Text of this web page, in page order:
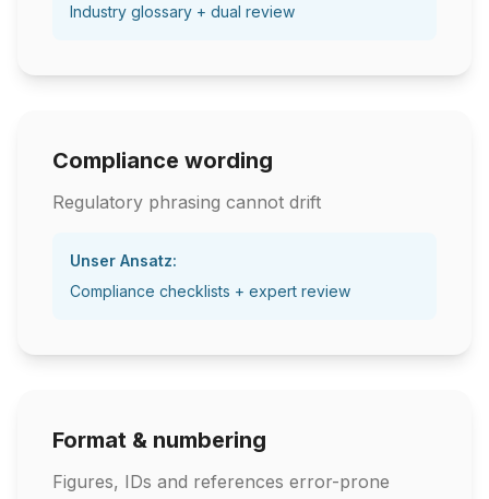
Industry glossary + dual review
Compliance wording
Regulatory phrasing cannot drift
Unser Ansatz:
Compliance checklists + expert review
Format & numbering
Figures, IDs and references error-prone